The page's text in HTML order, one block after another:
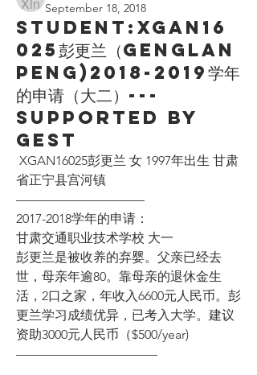
September 18, 2018
Student:XGAN16
025彭更兰（Genglan
Peng)2018-2019学年
的申请（大二）---
Supported by
GEST
省正宁县宫河镇
——————————
2017-2018学年的申请：
甘肃交通职业技术学校 大一
彭更兰是被收养的弃婴。父亲已经去
世，母亲年逾80。靠母亲的退休金生
活，2口之家，年收入6600元人民币。彭
更兰学习成绩优异，已考入大学。建议
资助3000元人民币（$500/year)
———————————